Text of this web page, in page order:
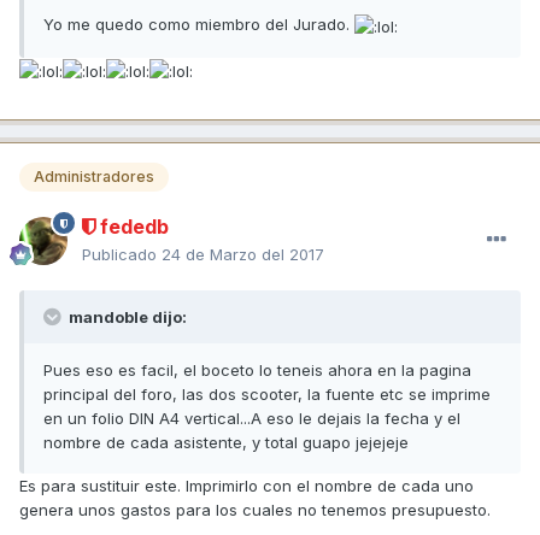
Yo me quedo como miembro del Jurado.
Administradores
fededb
Publicado 24 de Marzo del 2017
mandoble dijo:
Pues eso es facil, el boceto lo teneis ahora en la pagina
principal del foro, las dos scooter, la fuente etc se imprime
en un folio DIN A4 vertical...A eso le dejais la fecha y el
nombre de cada asistente, y total guapo jejejeje
Es para sustituir este. Imprimirlo con el nombre de cada uno
genera unos gastos para los cuales no tenemos presupuesto.